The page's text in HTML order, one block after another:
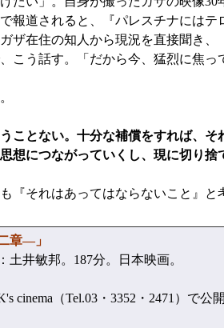
道されると、『パレスチナには
ザ在住の知人から現況を直接聞き
う話す。「だから今、猛烈に焦っ
とない。十分な補償をすれば、そ
想につながっていくし、現に切り捨
それはあってはならないこと』と
章—」
井敏邦。187分。日本映画。
cinema（Tel.03・3352・2471）で公開